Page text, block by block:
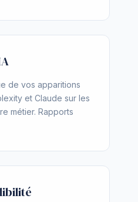
de vos apparitions
et Claude sur les
métier. Rapports